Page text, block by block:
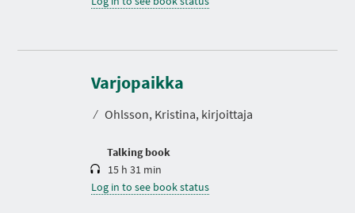
Varjopaikka
⁄ Ohlsson, Kristina, kirjoittaja
Talking book
D
r
a
i
15 h 31 min
Log in to see book status